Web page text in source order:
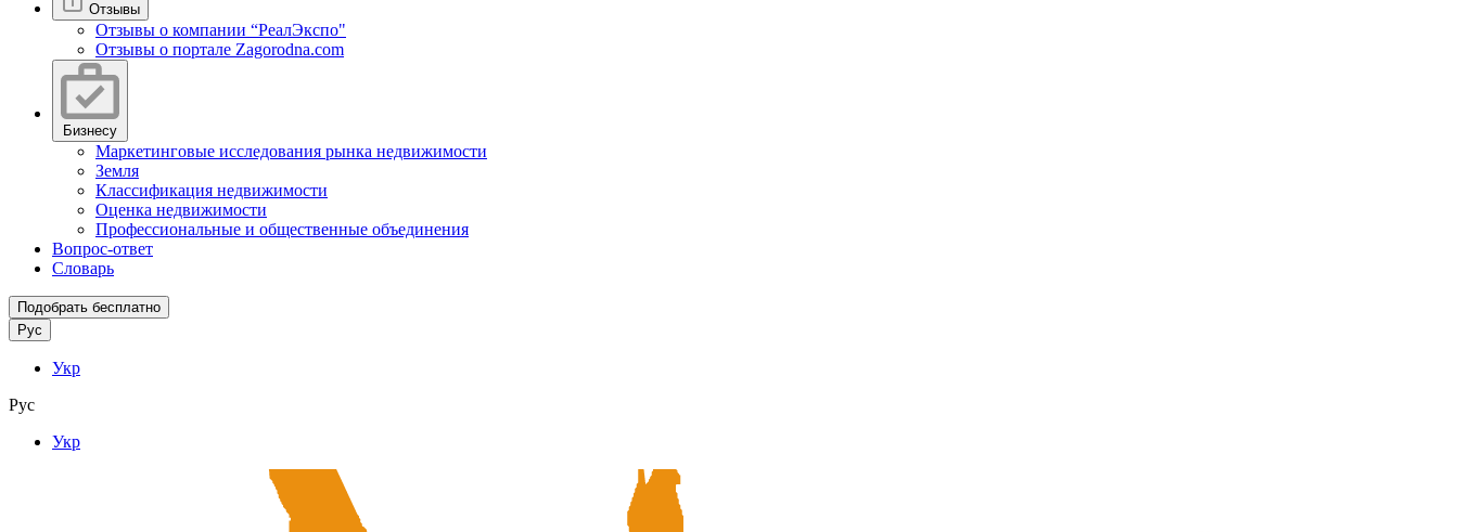
Отзывы
Отзывы о компании “РеалЭкспо"
Отзывы о портале Zagorodna.com
Бизнесу
Маркетинговые исследования рынка недвижимости
Земля
Классификация недвижимости
Оценка недвижимости
Профессиональные и общественные объединения
Вопрос-ответ
Словарь
Подобрать бесплатно
Рус
Укр
Рус
Укр